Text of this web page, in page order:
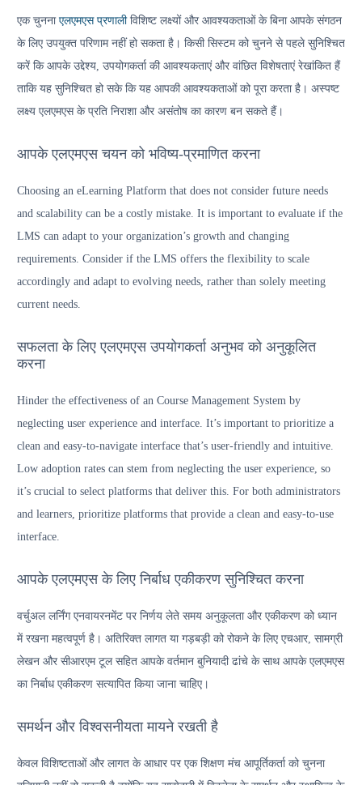
एक चुनना एलएमएस प्रणालीविशिष्ट लक्ष्यों और आवश्यकताओं के बिना आपके संगठन
के लिए उपयुक्त परिणाम नहीं हो सकता है। किसी सिस्टम को चुनने से पहले सुनिश्चित
करें कि आपके उद्देश्य, उपयोगकर्ता की आवश्यकताएं और वांछित विशेषताएं रेखांकित हैं
ताकि यह सुनिश्चित हो सके कि यह आपकी आवश्यकताओं को पूरा करता है। अस्पष्ट
लक्ष्य एलएमएस के प्रति निराशा और असंतोष का कारण बन सकते हैं।
आपके एलएमएस चयन को भविष्य-प्रमाणित करना
Choosing an eLearning Platform that does not consider future needs
and scalability can be a costly mistake. It is important to evaluate if the
LMS can adapt to your organization’s growth and changing
requirements. Consider if the LMS offers the flexibility to scale
accordingly and adapt to evolving needs, rather than solely meeting
current needs.
सफलता के लिए एलएमएस उपयोगकर्ता अनुभव को अनुकूलित
करना
Hinder the effectiveness of an Course Management System by
neglecting user experience and interface. It’s important to prioritize a
clean and easy-to-navigate interface that’s user-friendly and intuitive.
Low adoption rates can stem from neglecting the user experience, so
it’s crucial to select platforms that deliver this. For both administrators
and learners, prioritize platforms that provide a clean and easy-to-use
interface.
आपके एलएमएस के लिए निर्बाध एकीकरण सुनिश्चित करना
वर्चुअल लर्निंग एनवायरनमेंट पर निर्णय लेते समय अनुकूलता और एकीकरण को ध्यान
में रखना महत्वपूर्ण है। अतिरिक्त लागत या गड़बड़ी को रोकने के लिए एचआर, सामग्री
लेखन और सीआरएम टूल सहित आपके वर्तमान बुनियादी ढांचे के साथ आपके एलएमएस
का निर्बाध एकीकरण सत्यापित किया जाना चाहिए।
समर्थन और विश्वसनीयता मायने रखती है
केवल विशिष्टताओं और लागत के आधार पर एक शिक्षण मंच आपूर्तिकर्ता को चुनना